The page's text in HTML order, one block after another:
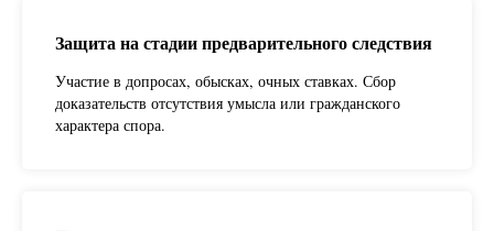
Защита на стадии предварительного следствия
Участие в допросах, обысках, очных ставках. Сбор
доказательств отсутствия умысла или гражданского
характера спора.